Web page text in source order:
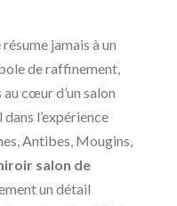
jamais à un
de raffinement,
cœur d’un salon
l’expérience
Antibes, Mougins,
salon de
un détail